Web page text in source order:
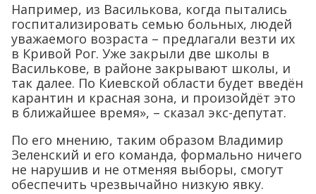
Например, из Василькова, когда пытались
госпитализировать семью больных, людей
уважаемого возраста – предлагали везти их
в Кривой Рог. Уже закрыли две школы в
Василькове, в районе закрывают школы, и
так далее. По Киевской области будет введён
карантин и красная зона, и произойдёт это
в ближайшее время», – сказал экс-депутат.
По его мнению, таким образом Владимир
Зеленский и его команда, формально ничего
не нарушив и не отменяя выборы, смогут
обеспечить чрезвычайно низкую явку.